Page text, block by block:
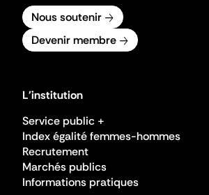
Nous soutenir
Devenir membre
L'institution
Service public +
Index égalité femmes-hommes
Recrutement
Marchés publics
Informations pratiques